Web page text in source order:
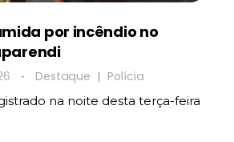
por incêndio no
Destaque Polícia
na noite desta terça-feira